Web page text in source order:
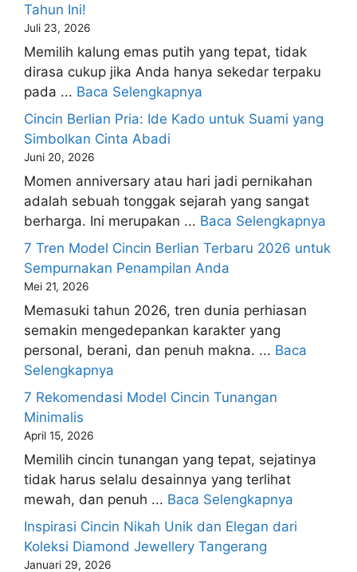
Tahun Ini!
Juli 23, 2026
Memilih kalung emas putih yang tepat, tidak
dirasa cukup jika Anda hanya sekedar terpaku
pada ... Baca Selengkapnya
Cincin Berlian Pria: Ide Kado untuk Suami yang
Simbolkan Cinta Abadi
Juni 20, 2026
Momen anniversary atau hari jadi pernikahan
adalah sebuah tonggak sejarah yang sangat
berharga. Ini merupakan ... Baca Selengkapnya
7 Tren Model Cincin Berlian Terbaru 2026 untuk
Sempurnakan Penampilan Anda
Mei 21, 2026
Memasuki tahun 2026, tren dunia perhiasan
semakin mengedepankan karakter yang
personal, berani, dan penuh makna. ... Baca
Selengkapnya
7 Rekomendasi Model Cincin Tunangan
Minimalis
April 15, 2026
Memilih cincin tunangan yang tepat, sejatinya
tidak harus selalu desainnya yang terlihat
mewah, dan penuh ... Baca Selengkapnya
Inspirasi Cincin Nikah Unik dan Elegan dari
Koleksi Diamond Jewellery Tangerang
Januari 29, 2026